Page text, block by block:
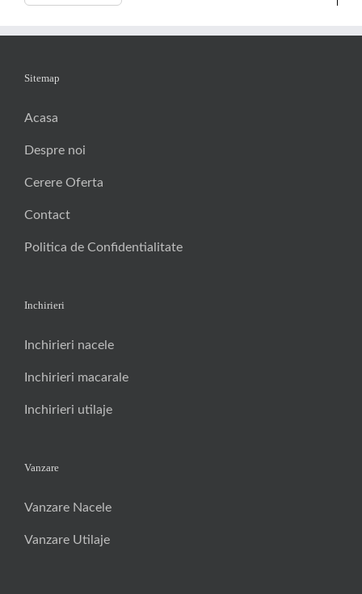
Sitemap
Acasa
Despre noi
Cerere Oferta
Contact
Politica de Confidentialitate
Inchirieri
Inchirieri nacele
Inchirieri macarale
Inchirieri utilaje
Vanzare
Vanzare Nacele
Vanzare Utilaje